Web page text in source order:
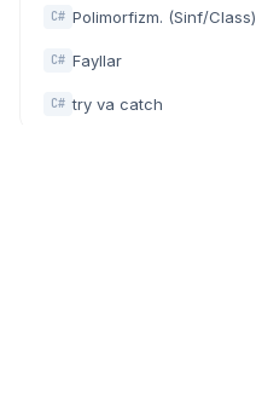
C# Polimorfizm. (Sinf/Class)
C# Fayllar
C# try va catch